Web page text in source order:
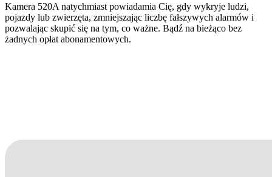
Kamera 520A natychmiast powiadamia Cię, gdy wykryje ludzi,
pojazdy lub zwierzęta, zmniejszając liczbę fałszywych alarmów i
pozwalając skupić się na tym, co ważne. Bądź na bieżąco bez
żadnych opłat abonamentowych.